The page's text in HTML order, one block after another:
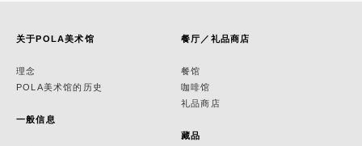
关于POLA美术馆
理念
POLA美术馆的历史
一般信息
餐厅／礼品商店
餐馆
咖啡馆
礼品商店
藏品